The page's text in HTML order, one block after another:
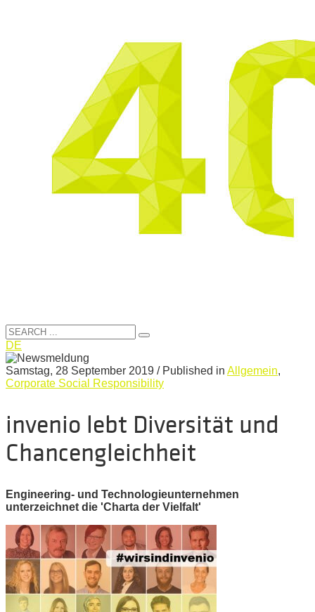
DE
Samstag, 28 September 2019 / Published in Allgemein,
Corporate Social Responsibility
invenio lebt Diversität und
Chancengleichheit
Engineering- und Technologieunternehmen
unterzeichnet die 'Charta der Vielfalt'